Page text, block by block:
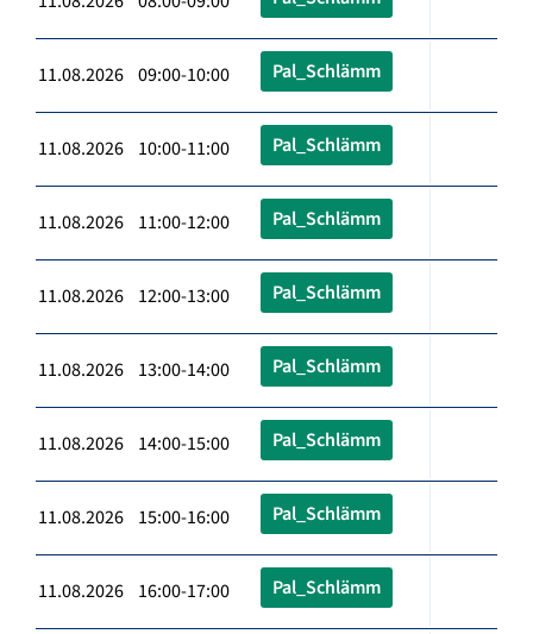
11.08.2026 09:00-10:00 Pal_Schlämm
11.08.2026 10:00-11:00 Pal_Schlämm
11.08.2026 11:00-12:00 Pal_Schlämm
11.08.2026 12:00-13:00 Pal_Schlämm
11.08.2026 13:00-14:00 Pal_Schlämm
11.08.2026 14:00-15:00 Pal_Schlämm
11.08.2026 15:00-16:00 Pal_Schlämm
11.08.2026 16:00-17:00 Pal_Schlämm